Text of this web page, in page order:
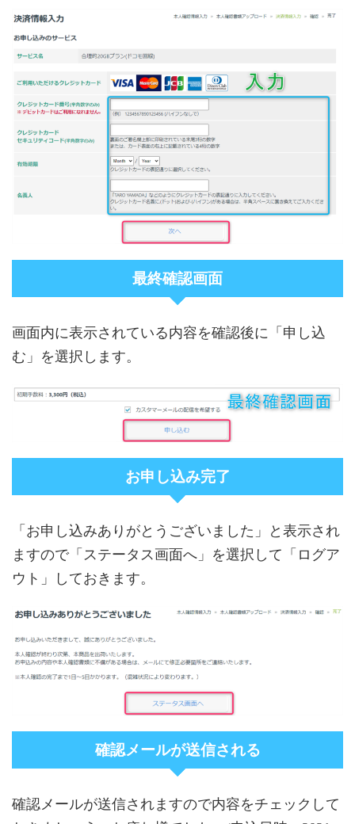
最終確認画面
画面内に表示されている内容を確認後に「申し込
む」を選択します。
お申し込み完了
「お申し込みありがとうございました」と表示され
ますので「ステータス画面へ」を選択して「ログア
ウト」しておきます。
確認メールが送信される
確認メールが送信されますので内容をチェックして